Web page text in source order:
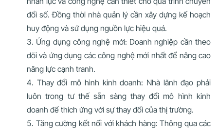
đổi số. Đồng thời nhà quản lý cần xây dựng kế hoạch
huy động và sử dụng nguồn lực hiệu quả.
Ứng dụng công nghệ mới: Doanh nghiệp cần theo
dõi và ứng dụng các công nghệ mới nhất để nâng cao
năng lực cạnh tranh.
Thay đổi mô hình kinh doanh: Nhà lãnh đạo phải
luôn trong tư thế sẵn sàng thay đổi mô hình kinh
doanh để thích ứng với sự thay đổi của thị trường.
Tăng cường kết nối với khách hàng: Thông qua các